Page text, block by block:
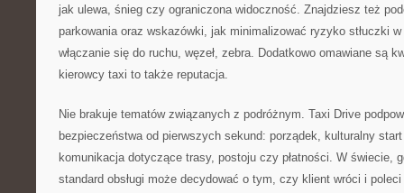
jak ulewa, śnieg czy ograniczona widoczność. Znajdziesz też
parkowania oraz wskazówki, jak minimalizować ryzyko stłuczki
włączanie się do ruchu, węzeł, zebra. Dodatkowo omawiane są
kierowcy taxi to także reputacja.
Nie brakuje tematów związanych z podróżnym. Taxi Drive
bezpieczeństwa od pierwszych sekund: porządek, kulturalny
komunikacja dotyczące trasy, postoju czy płatności. W świecie,
standard obsługi może decydować o tym, czy klient wróci i